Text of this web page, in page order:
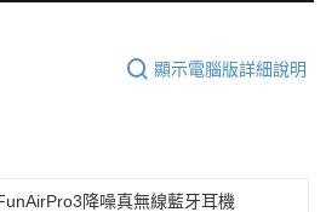
顯示電腦版詳細說明
降噪真無線藍牙耳機